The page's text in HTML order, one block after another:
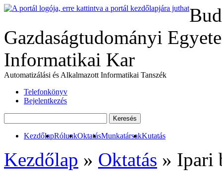
Gazdaságtudományi
Informatikai Kar
Automatizálási és Alkalmazott Informatikai Tanszék
Telefonkönyv
Bejelentkezés
KezdőlapRólunkOktatásMunkatársakKutatás
Kezdőlap » Oktatás » Ipari